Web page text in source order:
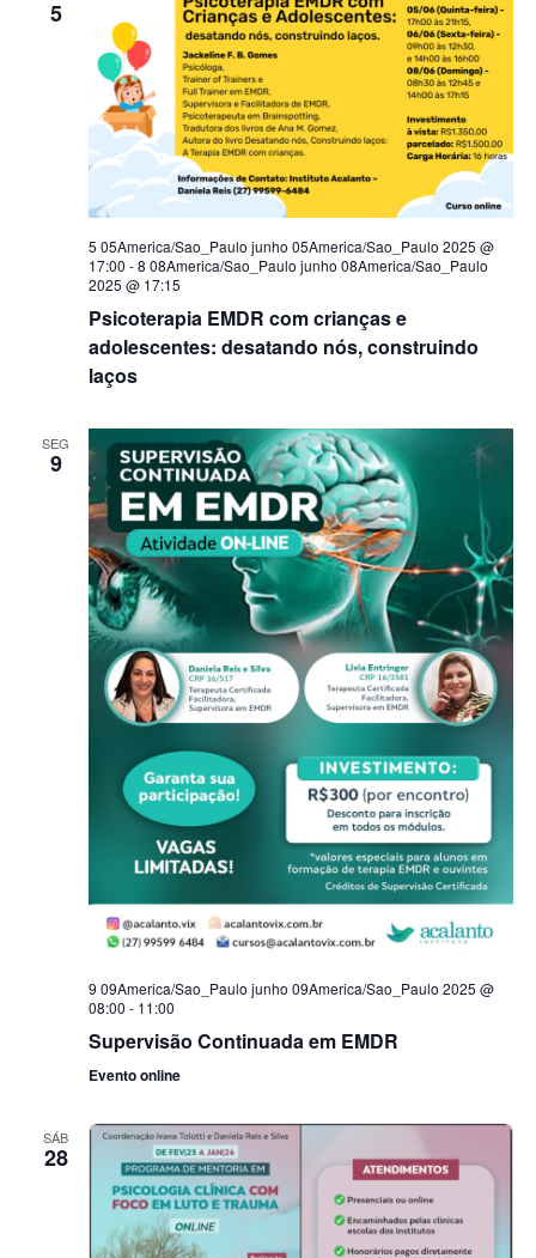
5
5 05America/Sao_Paulo junho 05America/Sao_Paulo 2025 @
17:00 -8 08America/Sao_Paulo junho 08America/Sao_Paulo
2025 @ 17:15
Psicoterapia EMDR com crianças e
adolescentes: desatando nós, construindo
laços
SEG
9
9 09America/Sao_Paulo junho 09America/Sao_Paulo 2025 @
08:00 - 11:00
Supervisão Continuada em EMDR
Evento online
SÁB
28